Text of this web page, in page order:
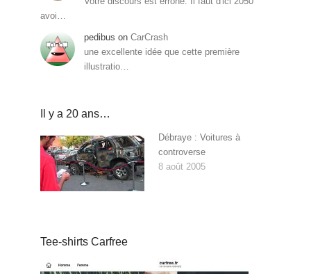
avoi…
pedibus on CarCrash
une excellente idée que cette première
illustratio…
Il y a 20 ans…
Débraye : Voitures à
controverse
8 août 2005
Tee-shirts Carfree